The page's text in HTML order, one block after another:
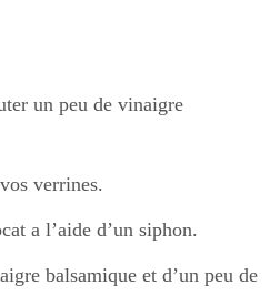
un peu de vinaigre
verrines.
a l’aide d’un siphon.
balsamique et d’un peu de